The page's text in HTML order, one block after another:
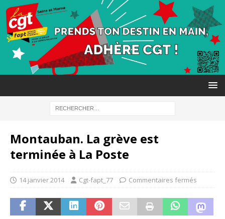
Montauban. La grève est
terminée à La Poste
14 janvier 2014 Cgt-fapt_77 Commentaires fermés